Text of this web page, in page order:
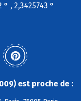
, 2,3425743 °
est proche de :